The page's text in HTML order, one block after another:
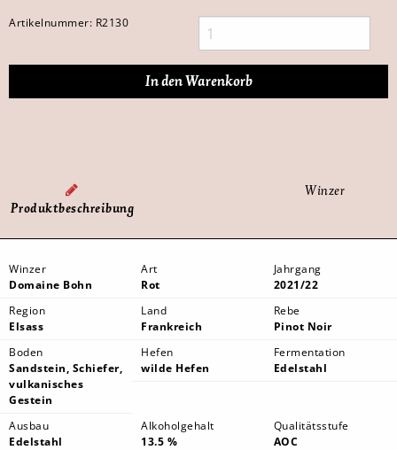
Artikelnummer: R2130
Produktbeschreibung
Winzer
Winzer
Domaine Bohn
Art
Rot
Jahrgang
2021/22
Region
Elsass
Land
Frankreich
Rebe
Pinot Noir
Boden
Sandstein, Schiefer,
vulkanisches
Gestein
Hefen
wilde Hefen
Fermentation
Edelstahl
Ausbau
Edelstahl
Alkoholgehalt
13.5 %
Qualitätsstufe
AOC